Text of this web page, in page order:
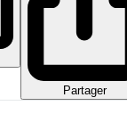
Partager